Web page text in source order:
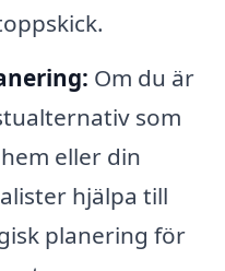
Om du är
som
eller din
hjälpa till
planering för